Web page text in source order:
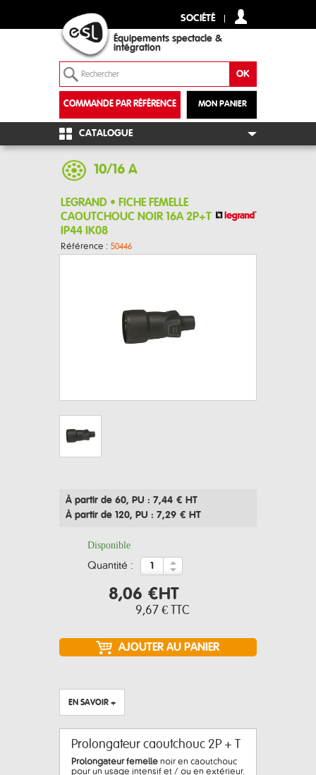
SOCIÉTÉ
Équipements spectacle &
intégration
MON PANIER
COMMANDE PAR RÉFÉRENCE
+
CATALOGUE
10/16 A
LEGRAND • FICHE FEMELLE
CAOUTCHOUC NOIR 16A 2P+T
IP44 IK08
Référence : 50446
À partir de 60, PU : 7,44 € HT
À partir de 120, PU : 7,29 € HT
Disponible
quantité :
8,06 €HT
9,67 € TTC
EN SAVOIR +
Prolongateur caoutchouc 2P + T
Prolongateur femelle noir en caoutchouc
pour un usage intensif et / ou en extérieur.